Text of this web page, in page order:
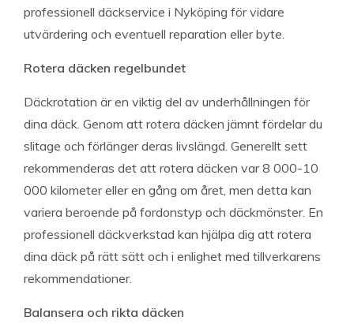
professionell däckservice i Nyköping för vidare
utvärdering och eventuell reparation eller byte.
Rotera däcken regelbundet
Däckrotation är en viktig del av underhållningen för
dina däck. Genom att rotera däcken jämnt fördelar du
slitage och förlänger deras livslängd. Generellt sett
rekommenderas det att rotera däcken var 8 000-10
000 kilometer eller en gång om året, men detta kan
variera beroende på fordonstyp och däckmönster. En
professionell däckverkstad kan hjälpa dig att rotera
dina däck på rätt sätt och i enlighet med tillverkarens
rekommendationer.
Balansera och rikta däcken